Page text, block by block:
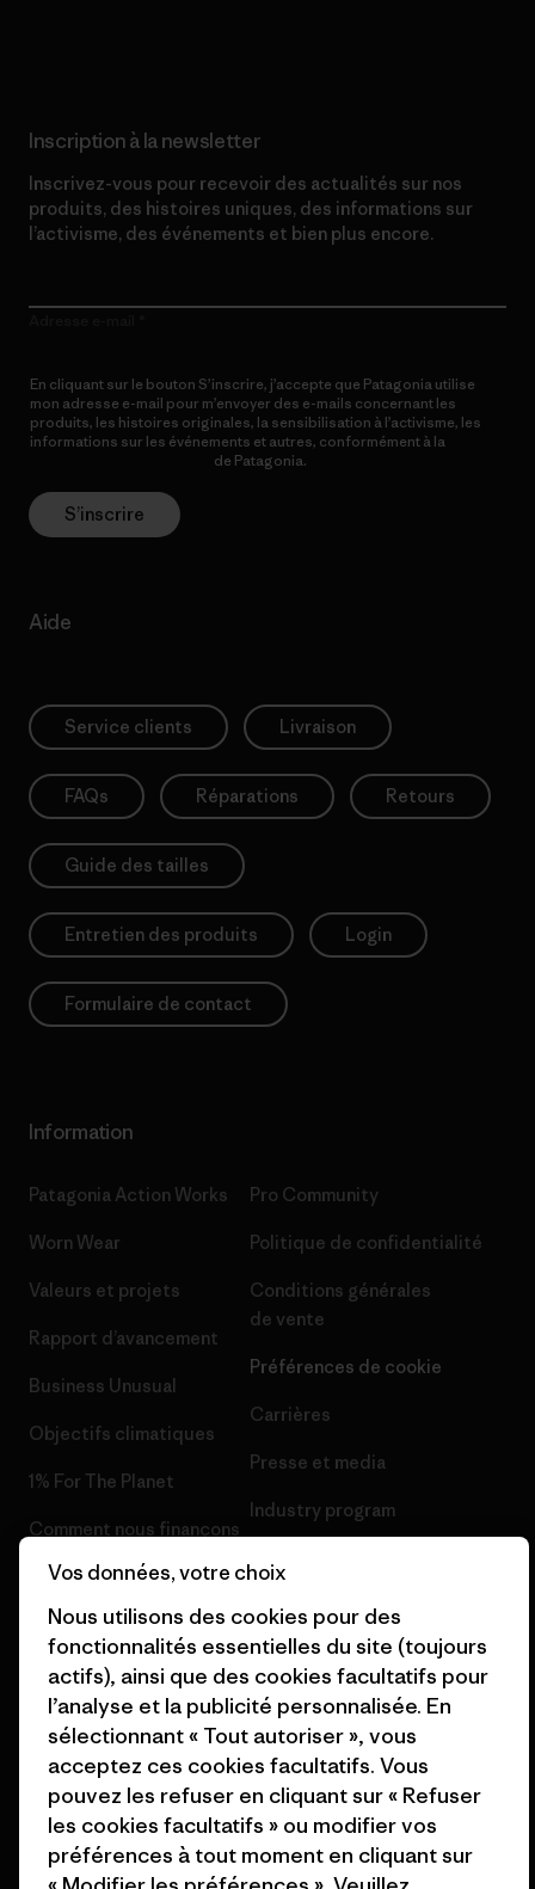
Inscription à la newsletter
Inscrivez-vous pour recevoir des actualités sur nos
produits, des histoires uniques, des informations sur
l’activisme, des événements et bien plus encore.
En cliquant sur le bouton S’inscrire, j’accepte que Patagonia utilise
mon adresse e-mail pour m’envoyer des e-mails concernant les
produits, les histoires originales, la sensibilisation à l’activisme, les
informations sur les événements et autres, conformément à la
de Patagonia.
S’inscrire
Aide
Service clients Livraison
FAQs Réparations Retours
Guide des tailles
Entretien des produits Login
Formulaire de contact
Information
Patagonia Action Works
Worn Wear
Valeurs et projets
Rapport d’avancement
Business Unusual
Objectifs climatiques
1% For The Planet
Comment nous finançons
Cartes cadeaux
Nos magasins
Pro Community
Politique de confidentialité
Conditions générales
de vente
Préférences de cookie
Carrières
Presse et media
Industry program
Patagonia France Plan du site
© 2026 Patagonia, Inc. All Rights Reserved.
français
Vos données, votre choix
Nous utilisons des cookies pour des
fonctionnalités essentielles du site (toujours
actifs), ainsi que des cookies facultatifs pour
l’analyse et la publicité personnalisée. En
sélectionnant « Tout autoriser », vous
acceptez ces cookies facultatifs. Vous
pouvez les refuser en cliquant sur « Refuser
les cookies facultatifs » ou modifier vos
préférences à tout moment en cliquant sur